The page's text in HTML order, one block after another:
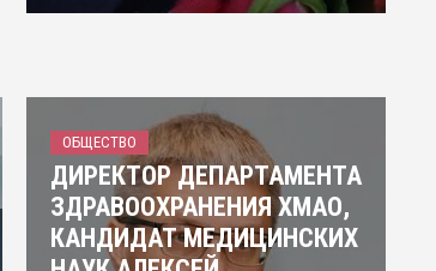
ОБЩЕСТВО
ДИРЕКТОР ДЕПАРТАМЕНТА
ЗДРАВООХРАНЕНИЯ ХМАО,
КАНДИДАТ МЕДИЦИНСКИХ